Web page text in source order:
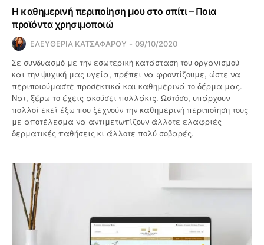
Η καθημερινή περιποίηση μου στο σπίτι – Ποια
προϊόντα χρησιμοποιώ
ΕΛΕΥΘΕΡΙΑ ΚΑΤΣΑΦΑΡΟΥ 09/10/2020
Σε συνδυασμό με την εσωτερική κατάσταση του οργανισμού
και την ψυχική μας υγεία, πρέπει να φροντίζουμε, ώστε να
περιποιούμαστε προσεκτικά και καθημερινά το δέρμα μας.
Ναι, ξέρω το έχεις ακούσει πολλάκις. Ωστόσο, υπάρχουν
πολλοί εκεί έξω που ξεχνούν την καθημερινή περιποίηση τους
με αποτέλεσμα να αντιμετωπίζουν άλλοτε ελαφριές
δερματικές παθήσεις κι άλλοτε πολύ σοβαρές.